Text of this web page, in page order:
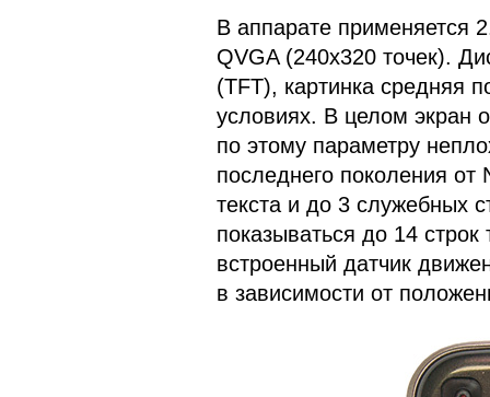
В аппарате применяется
QVGA (240х320 точек).
(TFT), картинка средняя
условиях. В целом экран
по этому параметру
последнего поколения от
текста и до 3 служебных
показываться до 14
встроенный датчик
в зависимости от